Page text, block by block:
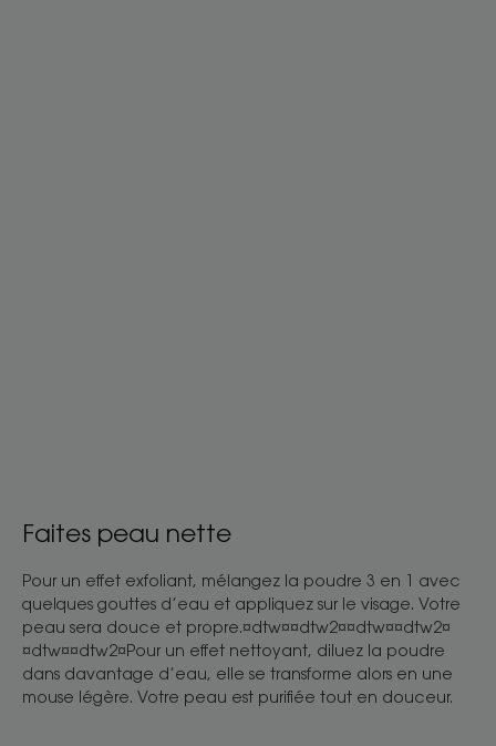
Faites peau nette
Pour un effet exfoliant, mélangez la poudre 3 en 1 avec
quelques gouttes d’eau et appliquez sur le visage. Votre
peau sera douce et propre.¤dtw¤¤dtw2¤¤dtw¤¤dtw2¤
¤dtw¤¤dtw2¤Pour un effet nettoyant, diluez la poudre
dans davantage d’eau, elle se transforme alors en une
mouse légère. Votre peau est purifiée tout en douceur.